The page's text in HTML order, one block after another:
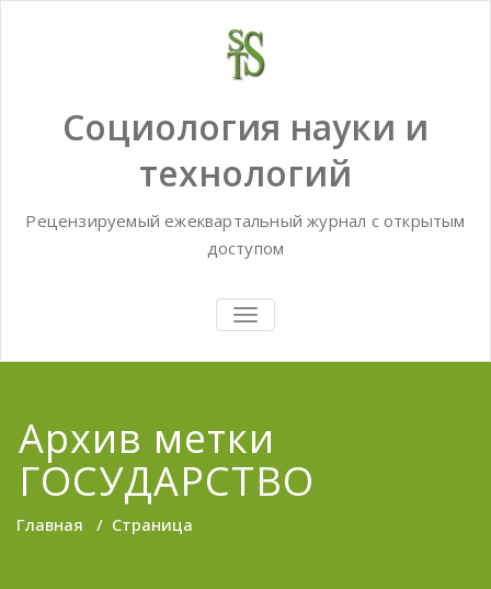
Социология науки и
технологий
Рецензируемый ежеквартальный журнал с открытым
доступом
TOGGLE
NAVIGATION
Архив метки
ГОСУДАРСТВО
Главная / Страница